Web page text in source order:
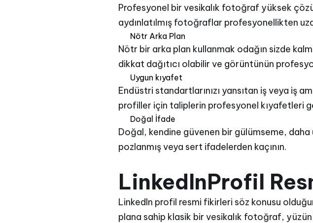
Profesyonel bir vesikalık fotoğraf yüksek
aydınlatılmış fotoğraflar profesyonellikten
Nötr Arka Plan
Nötr bir arka plan kullanmak odağın sizde
dikkat dağıtıcı olabilir ve görüntünün
Uygun kıyafet
Endüstri standartlarınızı yansıtan iş veya iş
profiller için taliplerin profesyonel kıyafetleri
Doğal İfade
Doğal, kendine güvenen bir gülümseme, daha
pozlanmış veya sert ifadelerden kaçının.
LinkedInProfil
LinkedIn profil resmi fikirleri söz konusu
plana sahip klasik bir vesikalık fotoğraf,